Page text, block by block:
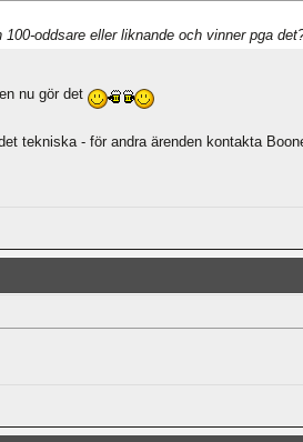
oddsare eller liknande och vinner pga
nu gör det
tekniska - för andra ärenden kontakta